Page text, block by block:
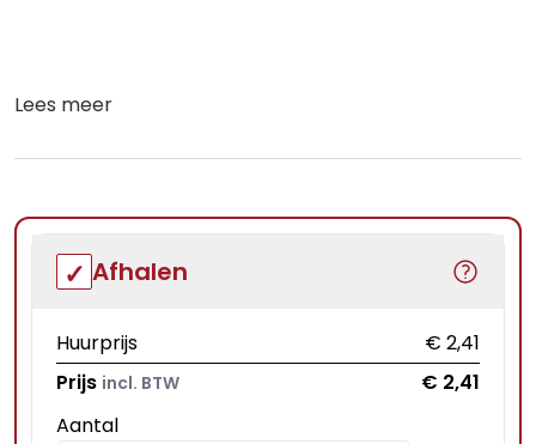
Lees meer
Afhalen
Huurprijs
€ 2,41
Prijs incl. BTW
€ 2,41
Aantal